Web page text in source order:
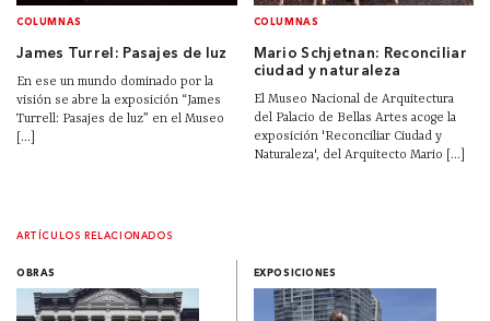
COLUMNAS
James Turrel: Pasajes de luz
En ese un mundo dominado por la
visión se abre la exposición “James
Turrell: Pasajes de luz” en el Museo
[...]
COLUMNAS
Mario Schjetnan: Reconciliar
ciudad y naturaleza
El Museo Nacional de Arquitectura
del Palacio de Bellas Artes acoge la
exposición 'Reconciliar Ciudad y
Naturaleza', del Arquitecto Mario [...]
ARTÍCULOS RELACIONADOS
OBRAS EXPOSICIONES